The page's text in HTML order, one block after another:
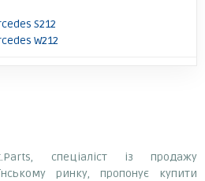
S212
W212
спеціаліст із продажу
ринку, пропонує купити